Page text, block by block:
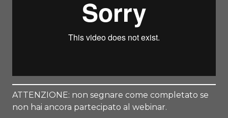
ATTENZIONE: non segnare come completato se
non hai ancora partecipato al webinar.